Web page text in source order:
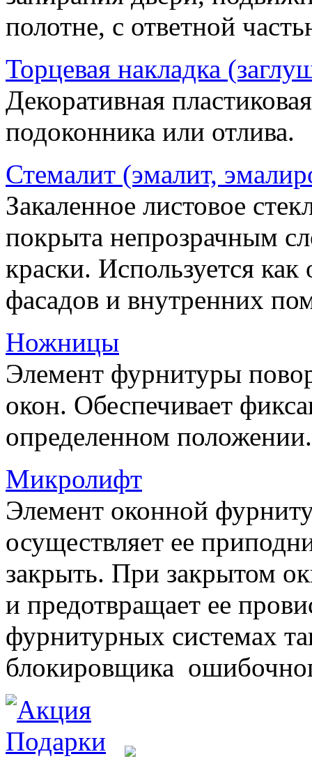
полотне, с ответной
Торцевая накладка
Декоративная
подоконника или отлива.
Стемалит (эмалит,
Закаленное листовое
покрыта непрозрачным
краски. Используется
фасадов и внутренних
Ножницы
Элемент фурнитуры
окон. Обеспечивает
определенном положении.
Микролифт
Элемент оконной
осуществляет ее
закрыть. При закрытом
и предотвращает ее
фурнитурных системах
блокировщика